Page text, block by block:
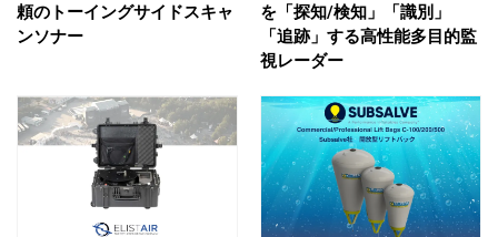
頼のトーイングサイドスキャ
ンソナー
を「探知/検知」「識別」
「追跡」する高性能多目的監
視レーダー